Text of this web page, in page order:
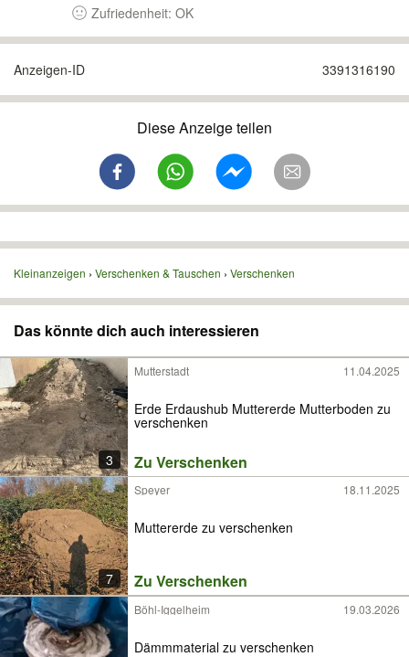
Zufriedenheit: OK
Anzeigen-ID 3391316190
Diese Anzeige teilen
Kleinanzeigen Verschenken & Tauschen Verschenken
Das könnte dich auch interessieren
3
Mutterstadt 11.04.2025
Erde Erdaushub Muttererde Mutterboden zu
verschenken
Zu Verschenken
7
Speyer 18.11.2025
Muttererde zu verschenken
Zu Verschenken
Böhl-Iggelheim 19.03.2026
Dämmmaterial zu verschenken